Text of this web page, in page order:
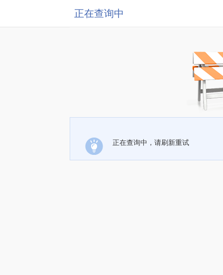
正在查询中
正在查询中，请刷新重试